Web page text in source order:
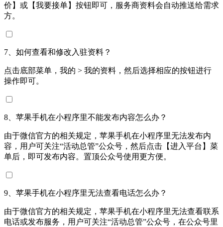
价】或【我要接单】按钮即可，服务商资料会自动推送给需求
方。
7、如何查看和修改入驻资料？
点击底部菜单，我的 > 我的资料，然后选择相应的按钮进行
操作即可。
8、苹果手机在小程序里不能发布内容怎么办？
由于微信官方的相关规定，苹果手机在小程序里无法发布内
容，用户可关注“活动总管”公众号，然后点击【进入平台】菜
单后，即可发布内容。置顶公众号使用更方便。
9、苹果手机在小程序里无法查看电话怎么办？
由于微信官方的相关规定，苹果手机在小程序里无法查看联系
电话或发布服务，用户可关注“活动总管”公众号，在公众号里